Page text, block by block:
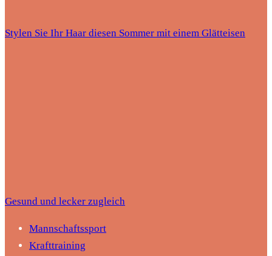
Stylen Sie Ihr Haar diesen Sommer mit einem Glätteisen
Gesund und lecker zugleich
Mannschaftssport
Krafttraining